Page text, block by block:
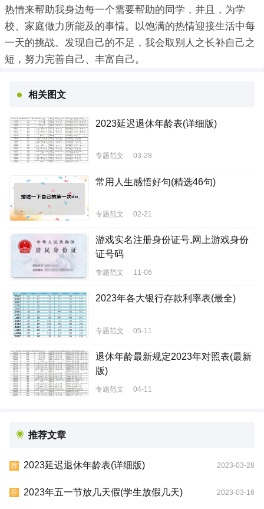
热情来帮助我身边每一个需要帮助的同学，并且，为学
校、家庭做力所能及的事情。以饱满的热情迎接生活中每
一天的挑战。发现自己的不足，我会取别人之长补自己之
短，努力完善自己、丰富自己。
相关图文
2023延迟退休年龄表(详细版)
专题范文 03-28
常用人生感悟好句(精选46句)
专题范文 02-21
游戏实名注册身份证号,网上游戏身份
证号码
专题范文 11-06
2023年各大银行存款利率表(最全)
专题范文 05-11
退休年龄最新规定2023年对照表(最新
版)
专题范文 04-11
推荐文章
荐 2023延迟退休年龄表(详细版) 2023-03-28
荐 2023年五一节放几天假(学生放假几天) 2023-03-16